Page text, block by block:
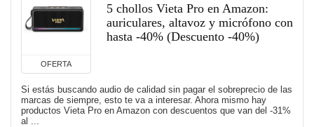
OFERTA
5 chollos Vieta Pro en Amazon:
auriculares, altavoz y micrófono con
hasta -40% (Descuento -40%)
Si estás buscando audio de calidad sin pagar el sobreprecio de las
marcas de siempre, esto te va a interesar. Ahora mismo hay
productos Vieta Pro en Amazon con descuentos que van del -31%
al ...